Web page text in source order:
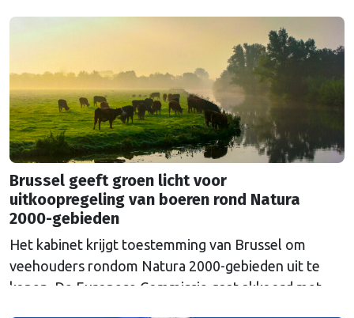
Euroclear parkeerde. De EU bevroor dat geld na de
Continued
Brussel geeft groen licht voor
uitkoopregeling van boeren rond Natura
2000-gebieden
Het kabinet krijgt toestemming van Brussel om
veehouders rondom Natura 2000-gebieden uit te
kopen. De Europese Commissie gaat akkoord met